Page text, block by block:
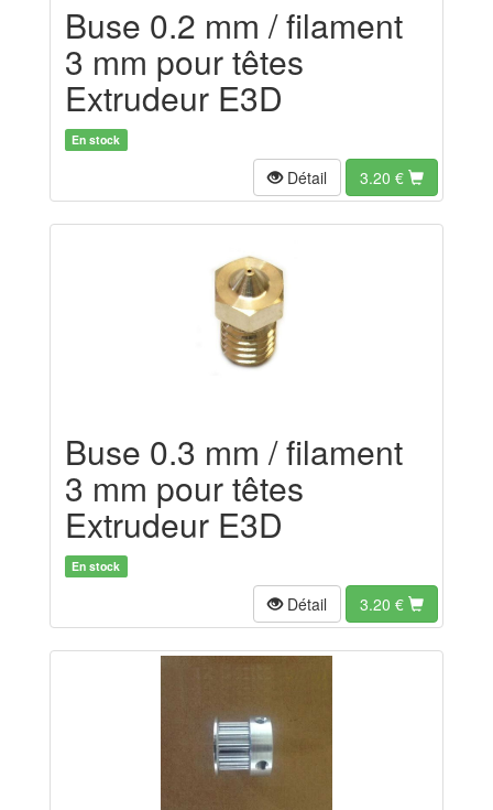
Buse 0.2 mm / filament
3 mm pour têtes
Extrudeur E3D
En stock
Détail 3.20 €
Buse 0.3 mm / filament
3 mm pour têtes
Extrudeur E3D
En stock
Détail 3.20 €